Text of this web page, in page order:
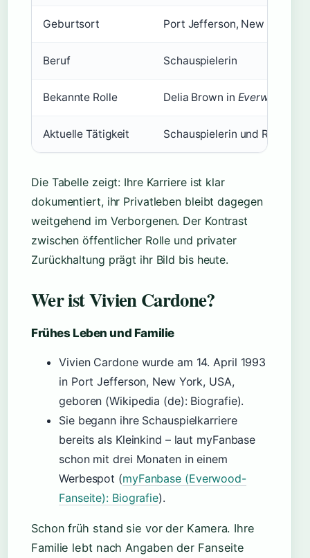
Geburtsort Port Jefferson, New York,
Beruf Schauspielerin
Bekannte Rolle Delia Brown in Everwood
Aktuelle Tätigkeit Schauspielerin und
Die Tabelle zeigt: Ihre Karriere ist klar
dokumentiert, ihr Privatleben bleibt dagegen
weitgehend im Verborgenen. Der Kontrast
zwischen öffentlicher Rolle und privater
Zurückhaltung prägt ihr Bild bis heute.
Wer ist Vivien Cardone?
Frühes Leben und Familie
Vivien Cardone wurde am 14. April 1993
in Port Jefferson, New York, USA,
geboren (Wikipedia (de): Biografie).
Sie begann ihre Schauspielkarriere
bereits als Kleinkind – laut myFanbase
schon mit drei Monaten in einem
Werbespot (myFanbase (Everwood-
Fanseite): Biografie).
Schon früh stand sie vor der Kamera. Ihre
Familie lebt nach Angaben der Fanseite